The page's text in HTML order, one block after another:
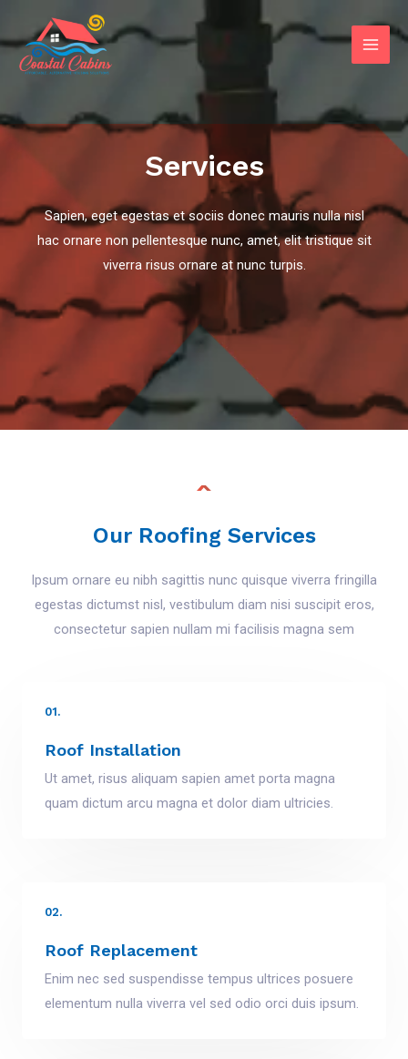
to
content
Main
Services
Sapien, eget egestas et sociis donec mauris nulla nisl
hac ornare non pellentesque nunc, amet, elit tristique sit
viverra risus ornare at nunc turpis.
Our Roofing Services
Ipsum ornare eu nibh sagittis nunc quisque viverra fringilla
egestas dictumst nisl, vestibulum diam nisi suscipit eros,
consectetur sapien nullam mi facilisis magna sem
01.
Roof Installation
Ut amet, risus aliquam sapien amet porta magna
quam dictum arcu magna et dolor diam ultricies.
02.
Roof Replacement
Enim nec sed suspendisse tempus ultrices posuere
elementum nulla viverra vel sed odio orci duis ipsum.